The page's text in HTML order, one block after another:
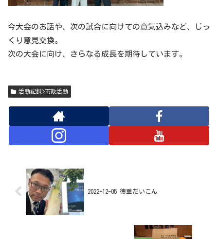
今大会のお話や、次の試合に向けての意気込みなど、じっ
くり意見交換。
次の大会に向け、さらなる成長を期待しています。
活動記録>市政活動
2022-12-05 徳重だいこん